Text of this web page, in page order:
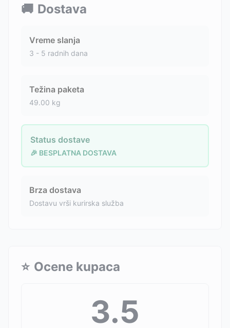
🚚 Dostava
Vreme slanja
3 - 5 radnih dana
Težina paketa
49.00 kg
Status dostave
🎉 BESPLATNA DOSTAVA
Brza dostava
Dostavu vrši kurirska služba
⭐ Ocene kupaca
3.5